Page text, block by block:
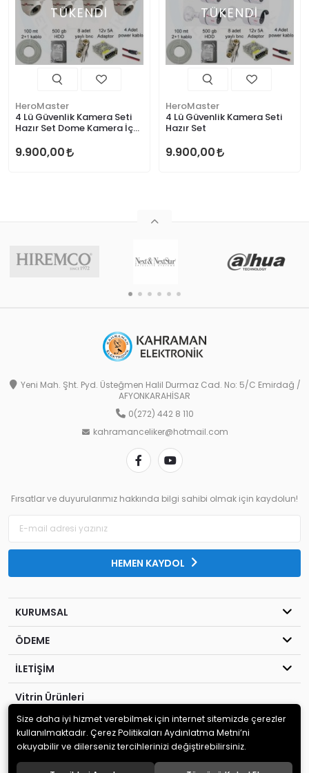
TÜKENDİ
HeroMaster
4 Lü Güvenlik Kamera Seti
Hazır Set Dome Kamera İç
9.900,00
TÜKENDİ
HeroMaster
4 Lü Güvenlik Kamera Seti
Hazır Set
9.900,00
Yeni Mah. Şht. Pyd. Üsteğmen Halil Durmaz Cad. No: 5/C Emirdağ /
AFYONKARAHİSAR
0(272) 442 8 110
kahramanceliker@hotmail.com
Fırsatlar ve duyurularımız hakkında bilgi sahibi olmak için kaydolun!
HEMEN KAYDOL
KURUMSAL
ÖDEME
İLETİŞİM
Vitrin Ürünleri
© 2020Kahraman Elektronik. Tüm hakları saklıdır.
Size daha iyi hizmet verebilmek için internet sitemizde çerezler
kullanılmaktadır. Çerez Politikaları Aydınlatma Metni’ni
okuyabilir ve dilerseniz tercihlerinizi değiştirebilirsiniz.